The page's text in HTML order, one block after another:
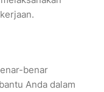
benar
Anda dalam